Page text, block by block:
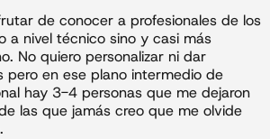
de conocer a profesionales de los
a nivel técnico sino y casi más
No quiero personalizar ni dar
pero en ese plano intermedio de
hay 3-4 personas que me dejaron
las que jamás creo que me olvide